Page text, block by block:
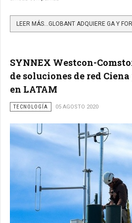
SYNNEX Westcon-
de soluciones de red
en LATAM
TECNOLOGÍA 05 AGOSTO 2020